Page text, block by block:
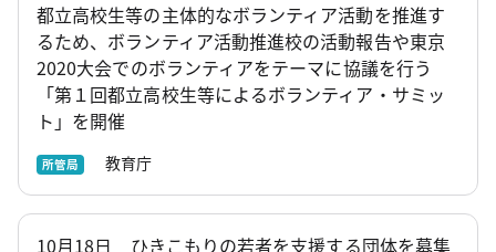
都立高校生等の主体的なボランティア活動を推進す
るため、ボランティア活動推進校の活動報告や東京
2020大会でのボランティアをテーマに協議を行う
「第１回都立高校生等によるボランティア・サミッ
ト」を開催
所管局 教育庁
10月18日 ひきこもりの若者を支援する団体を募集